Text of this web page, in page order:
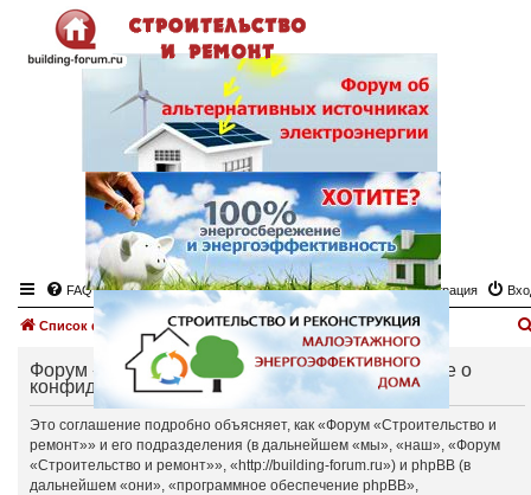
FAQ Регистрация
Список форумов
Форум «Строительство и ремонт» - Соглашение о
конфиденциальности
Это соглашение подробно объясняет, как «Форум «Строительство и
ремонт»» и его подразделения (в дальнейшем «мы», «наш», «Форум
«Строительство и ремонт»», «http://building-forum.ru») и phpBB (в
дальнейшем «они», «программное обеспечение phpBB»,